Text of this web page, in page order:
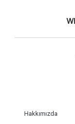
Hakkımızda